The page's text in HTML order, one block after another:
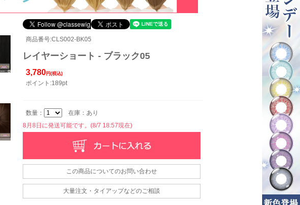
商品番号:CLS002-BK05
レイヤーショート - ブラック05
3,780 円(税込)
ポイント:189pt
数量：
在庫：あり
8月8日に発送可能です。(8/7 18:57現在)
この商品についてのお問い合わせ
大量注文・タイアップなどのご相談